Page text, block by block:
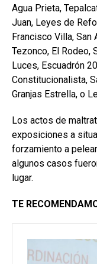
Agua Prieta,
Juan, Leyes de
Francisco Villa, San
Tezonco, El Rodeo,
Luces, Escuadrón
Constitucionalista,
Granjas Estrella, o
Los actos de
exposiciones a
forzamiento a
algunos casos
lugar.
TE